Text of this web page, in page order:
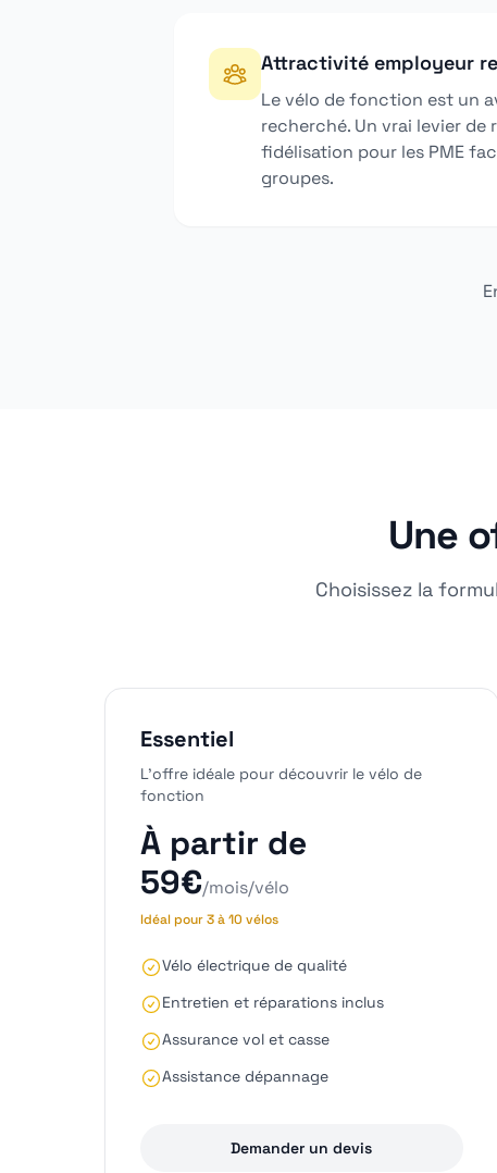
Attractivité employeur
Le vélo de fonction est un
recherché. Un vrai levier
fidélisation pour les PME
groupes.
Une
Choisissez la
Essentiel
L'offre idéale pour découvrir le vélo de
fonction
À partir de
59€/mois/vélo
Idéal pour 3 à 10 vélos
Vélo électrique de qualité
Entretien et réparations inclus
Assurance vol et casse
Assistance dépannage
Demander un devis